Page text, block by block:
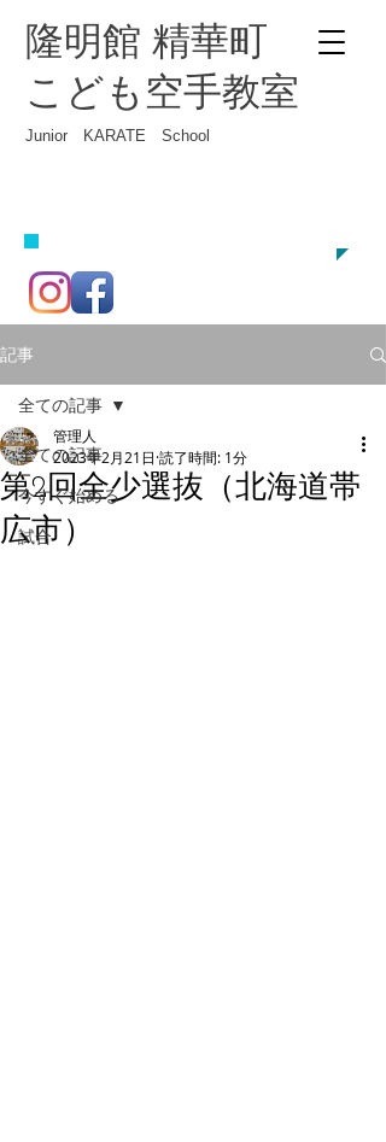
Junior KARATE School
隆明館 精華町
こども空手教室
記事
全ての記事
今すぐ始める
試合
全ての記事
第2回全少選抜（北海道帯
広市）
管理人
2023年2月21日 読了時間: 1分